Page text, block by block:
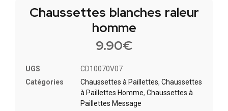
Chaussettes blanches raleur
homme
9.90€
UGS
CD10070V07
Catégories
Chaussettes à Paillette​s, Chaussettes
à Paillettes Homme, Chaussettes à
Paillettes Message​